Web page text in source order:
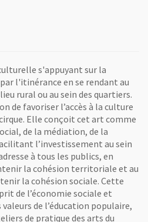
s'appuyant sur la
l'itinérance en se rendant au
rural ou au sein des quartiers.
de favoriser l’accès à la culture
Elle conçoit cet art comme
de la médiation, de la
l’investissement au sein
à tous les publics, en
la cohésion territoriale et au
la cohésion sociale. Cette
de l’économie sociale et
de l’éducation populaire,
de pratique des arts du